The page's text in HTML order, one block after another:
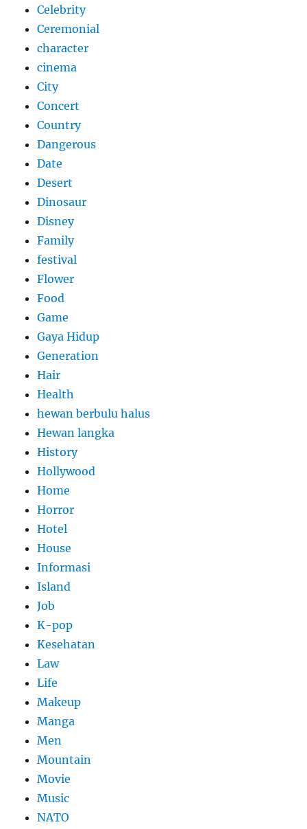
Celebrity
Ceremonial
character
cinema
City
Concert
Country
Dangerous
Date
Desert
Dinosaur
Disney
Family
festival
Flower
Food
Game
Gaya Hidup
Generation
Hair
Health
hewan berbulu halus
Hewan langka
History
Hollywood
Home
Horror
Hotel
House
Informasi
Island
Job
K-pop
Kesehatan
Law
Life
Makeup
Manga
Men
Mountain
Movie
Music
NATO